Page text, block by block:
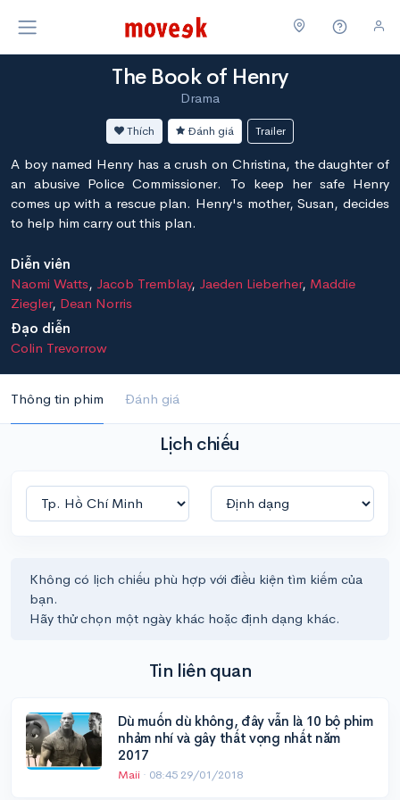
The Book of Henry
Drama
Thích Đánh giá Trailer
A boy named Henry has a crush on Christina, the daughter of
an abusive Police Commissioner. To keep her safe Henry
comes up with a rescue plan. Henry's mother, Susan, decides
to help him carry out this plan.
Diễn viên
Naomi Watts, Jacob Tremblay, Jaeden Lieberher, Maddie
Ziegler, Dean Norris
Đạo diễn
Colin Trevorrow
Thông tin phim Đánh giá
Lịch chiếu
Không có lịch chiếu phù hợp với điều kiện tìm kiếm của
bạn.
Hãy thử chọn một ngày khác hoặc định dạng khác.
Tin liên quan
Dù muốn dù không, đây vẫn là 10 bộ phim
nhảm nhí và gây thất vọng nhất năm
2017
Maii · 08:45 29/01/2018